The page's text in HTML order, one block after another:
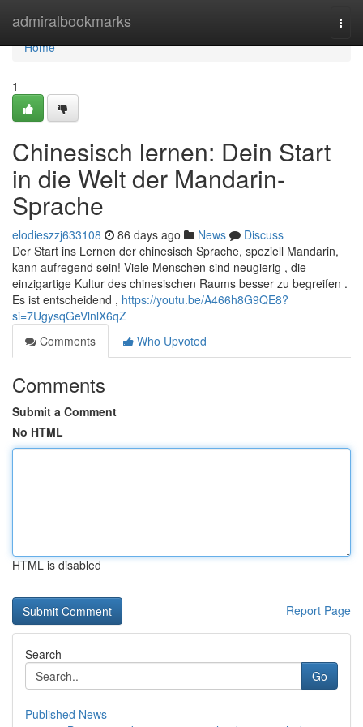
admiralbookmarks
Home
Home
1
Chinesisch lernen: Dein Start
in die Welt der Mandarin-
Sprache
elodieszzj633108 86 days ago News
Discuss
Der Start ins Lernen der chinesisch Sprache, speziell Mandarin,
kann aufregend sein! Viele Menschen sind neugierig , die
einzigartige Kultur des chinesischen Raums besser zu begreifen .
Es ist entscheidend , https://youtu.be/A466h8G9QE8?
si=7UgysqGeVlnlX6qZ
Comments
Who Upvoted
Comments
Submit a Comment
No HTML
HTML is disabled
Report Page
Search
Go
Published News